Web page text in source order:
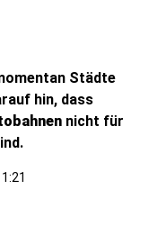
Städte
hin, dass
nicht für